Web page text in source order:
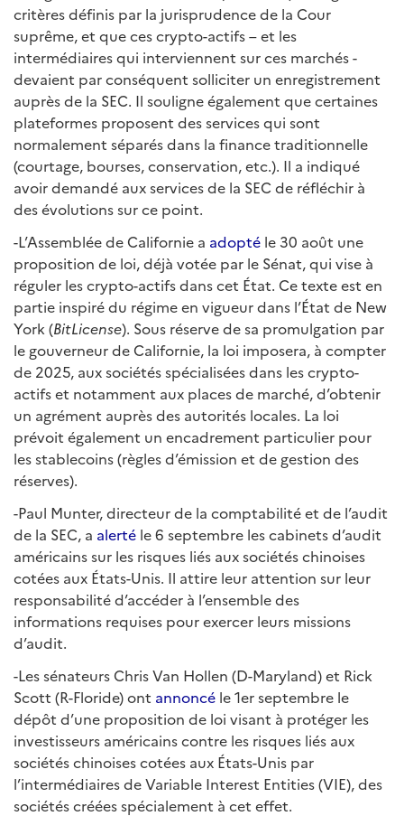
critères définis par la jurisprudence de la Cour
suprême, et que ces crypto-actifs – et les
intermédiaires qui interviennent sur ces marchés -
devaient par conséquent solliciter un enregistrement
auprès de la SEC. Il souligne également que certaines
plateformes proposent des services qui sont
normalement séparés dans la finance traditionnelle
(courtage, bourses, conservation, etc.). Il a indiqué
avoir demandé aux services de la SEC de réfléchir à
des évolutions sur ce point.
-L’Assemblée de Californie a adopté le 30 août une
proposition de loi, déjà votée par le Sénat, qui vise à
réguler les crypto-actifs dans cet État. Ce texte est en
partie inspiré du régime en vigueur dans l’État de New
York (BitLicense). Sous réserve de sa promulgation par
le gouverneur de Californie, la loi imposera, à compter
de 2025, aux sociétés spécialisées dans les crypto-
actifs et notamment aux places de marché, d’obtenir
un agrément auprès des autorités locales. La loi
prévoit également un encadrement particulier pour
les stablecoins (règles d’émission et de gestion des
réserves).
-Paul Munter, directeur de la comptabilité et de l’audit
de la SEC, a alerté le 6 septembre les cabinets d’audit
américains sur les risques liés aux sociétés chinoises
cotées aux États-Unis. Il attire leur attention sur leur
responsabilité d’accéder à l’ensemble des
informations requises pour exercer leurs missions
d’audit.
-Les sénateurs Chris Van Hollen (D-Maryland) et Rick
Scott (R-Floride) ont annoncé le 1er septembre le
dépôt d’une proposition de loi visant à protéger les
investisseurs américains contre les risques liés aux
sociétés chinoises cotées aux États-Unis par
l’intermédiaires de Variable Interest Entities (VIE), des
sociétés créées spécialement à cet effet.